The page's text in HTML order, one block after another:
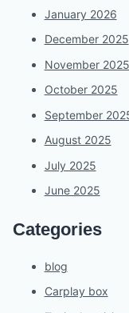
January 2026
December 2025
November 2025
October 2025
September
August 2025
July 2025
June 2025
Categories
blog
Carplay box